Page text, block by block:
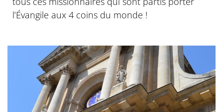
l’Évangile aux 4 coins du monde !